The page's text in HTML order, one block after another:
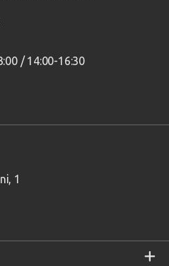
/ 14:00-16:30
1